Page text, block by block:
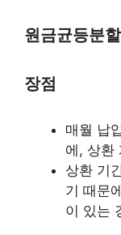
원금균등분
장점
매월 납
에, 상환
상환 기
기 때문
이 있는